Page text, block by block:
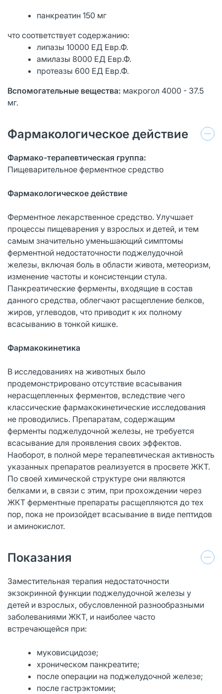
панкреатин 150 мг
что соответствует содержанию:
липазы 10000 ЕД Евр.Ф.
амилазы 8000 ЕД Евр.Ф.
протеазы 600 ЕД Евр.Ф.
Вспомогательные вещества: макрогол 4000 - 37.5
мг.
Фармакологическое действие
Фармако-терапевтическая группа:
Пищеварительное ферментное средство
Фармакологическое действие
Ферментное лекарственное средство. Улучшает
процессы пищеварения у взрослых и детей, и тем
самым значительно уменьшающий симптомы
ферментной недостаточности поджелудочной
железы, включая боль в области живота, метеоризм,
изменение частоты и консистенции стула.
Панкреатические ферменты, входящие в состав
данного средства, облегчают расщепление белков,
жиров, углеводов, что приводит к их полному
всасыванию в тонкой кишке.
Фармакокинетика
В исследованиях на животных было
продемонстрировано отсутствие всасывания
нерасщепленных ферментов, вследствие чего
классические фармакокинетические исследования
не проводились. Препаратам, содержащим
ферменты поджелудочной железы, не требуется
всасывание для проявления своих эффектов.
Наоборот, в полной мере терапевтическая активность
указанных препаратов реализуется в просвете ЖКТ.
По своей химической структуре они являются
белками и, в связи с этим, при прохождении через
ЖКТ ферментные препараты расщепляются до тех
пор, пока не произойдет всасывание в виде пептидов
и аминокислот.
Показания
Заместительная терапия недостаточности
экзокринной функции поджелудочной железы у
детей и взрослых, обусловленной разнообразными
заболеваниями ЖКТ, и наиболее часто
встречающейся при:
муковисцидозе;
хроническом панкреатите;
после операции на поджелудочной железе;
после гастрэктомии;